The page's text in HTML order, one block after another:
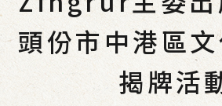
頭份市中港區
揭牌活